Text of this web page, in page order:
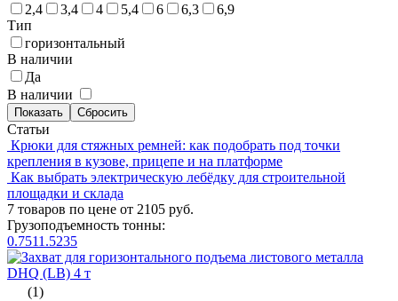
2,4
3,4 4 5,4 6 6,3
6,9
Тип
горизонтальный
В наличии
Да
В наличии
Статьи
Крюки для стяжных ремней: как подобрать под точки
крепления в кузове, прицепе и на платформе
Как выбрать электрическую лебёдку для строительной
площадки и склада
7 товаров по цене от 2105 руб.
Грузоподъемность тонны:
0.7511.5235
(1)